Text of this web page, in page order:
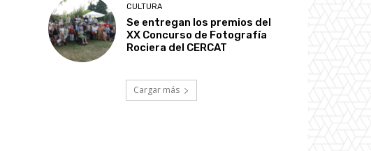
CULTURA
Se entregan los premios del
XX Concurso de Fotografía
Rociera del CERCAT
Cargar más